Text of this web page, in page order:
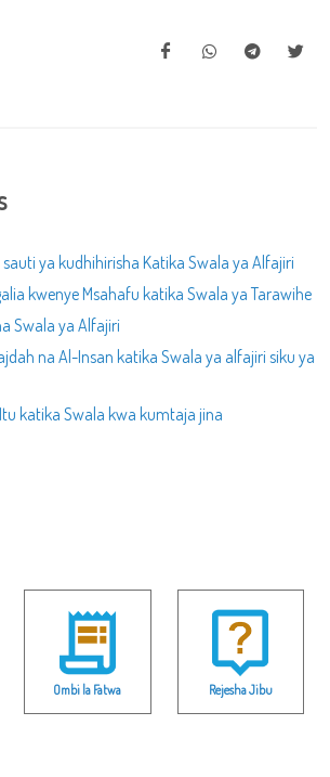
ya kudhihirisha Katika Swala ya Alfajiri
kwenye Msahafu katika Swala ya Tarawihe
Swala ya Alfajiri
na Al-Insan katika Swala ya alfajiri siku ya
katika Swala kwa kumtaja jina
Ombi la Fatwa Rejesha Jibu